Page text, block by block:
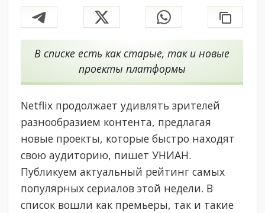
В списке есть как старые, так и новые
проекты платформы
Netflix продолжает удивлять зрителей
разнообразием контента, предлагая
новые проекты, которые быстро находят
свою аудиторию, пишет УНИАН.
Публикуем актуальный рейтинг самых
популярных сериалов этой недели. В
список вошли как премьеры, так и такие